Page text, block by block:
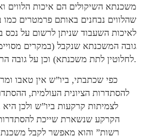
משכנתא השיקולים הם איכות הלווים
שהלווים נבחנים באותם פרמטרים כמו
לאיכות השעבוד שניתן לרשום על
גובה המשכנתא שנקבל (במקרים
לחלוטין לתת משכנתא) וכן על גובה הריבית.
כפי שכתבתי, ביו”ש אין טאבו
להסתדרות הציונית העולמית,
לצמיתות קרקעות ביו”ש ולכן
הקרקע שנשארת שייכת
רשות” והוא מאפשר לקבל